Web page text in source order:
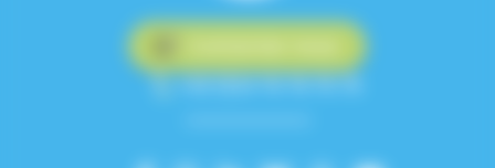
+33 (0)4 76 76 75 75